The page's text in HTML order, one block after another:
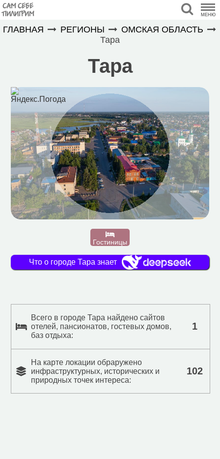
САМ СЕБЕ
ПИЛИГРИМ МЕНЮ
ГЛАВНАЯ РЕГИОНЫ
ОМСКАЯ ОБЛАСТЬ
Тара
Тара
Гостиницы
Что о городе Тара знает
Всего в городе Тара найдено сайтов
отелей, пансионатов, гостевых домов,
баз отдыха:
1
На карте локации обраружено
инфраструктурных, исторических и
природных точек интереса:
102